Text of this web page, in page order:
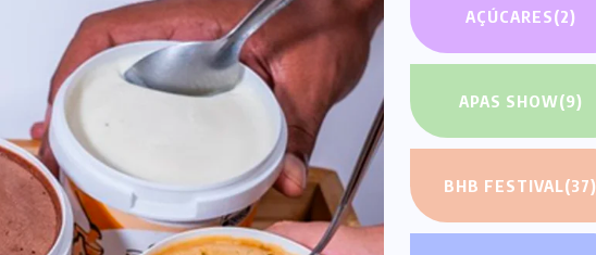
AÇÚCARES(2)
APAS SHOW(9)
BHB FESTIVAL(37)